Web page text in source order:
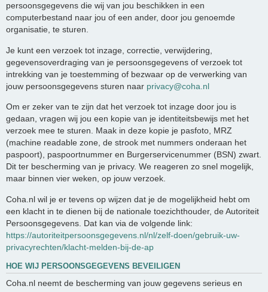
persoonsgegevens die wij van jou beschikken in een
computerbestand naar jou of een ander, door jou genoemde
organisatie, te sturen.
Je kunt een verzoek tot inzage, correctie, verwijdering,
gegevensoverdraging van je persoonsgegevens of verzoek tot
intrekking van je toestemming of bezwaar op de verwerking van
jouw persoonsgegevens sturen naar privacy@coha.nl
Om er zeker van te zijn dat het verzoek tot inzage door jou is
gedaan, vragen wij jou een kopie van je identiteitsbewijs met het
verzoek mee te sturen. Maak in deze kopie je pasfoto, MRZ
(machine readable zone, de strook met nummers onderaan het
paspoort), paspoortnummer en Burgerservicenummer (BSN) zwart.
Dit ter bescherming van je privacy. We reageren zo snel mogelijk,
maar binnen vier weken, op jouw verzoek.
Coha.nl wil je er tevens op wijzen dat je de mogelijkheid hebt om
een klacht in te dienen bij de nationale toezichthouder, de Autoriteit
Persoonsgegevens. Dat kan via de volgende link:
https://autoriteitpersoonsgegevens.nl/nl/zelf-doen/gebruik-uw-
privacyrechten/klacht-melden-bij-de-ap
HOE WIJ PERSOONSGEGEVENS BEVEILIGEN
Coha.nl neemt de bescherming van jouw gegevens serieus en